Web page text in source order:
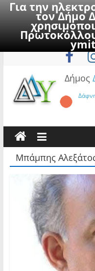
Για την
τον Δήμο
to
Δήμος
Μπάμπης